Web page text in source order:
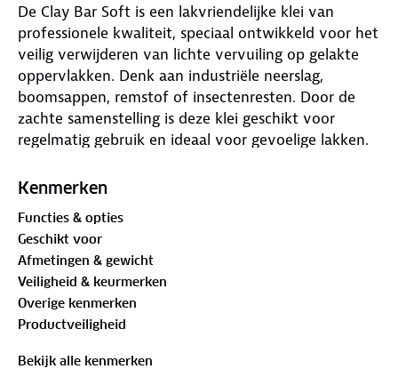
De Clay Bar Soft is een lakvriendelijke klei van
professionele kwaliteit, speciaal ontwikkeld voor het
veilig verwijderen van lichte vervuiling op gelakte
oppervlakken. Denk aan industriële neerslag,
boomsappen, remstof of insectenresten. Door de
zachte samenstelling is deze klei geschikt voor
regelmatig gebruik en ideaal voor gevoelige lakken.
Innovacar DL Lube voor optimale werking zonder
voor polijsten of bescherming.
Kenmerken
Functies & opties
Geschikt voor
Afmetingen & gewicht
Veiligheid & keurmerken
Overige kenmerken
Productveiligheid
Bekijk alle kenmerken